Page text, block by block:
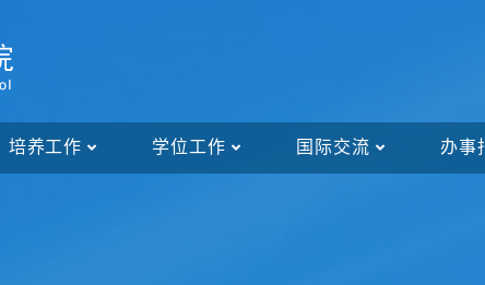
培养工作 学位工作 国际交流 办事